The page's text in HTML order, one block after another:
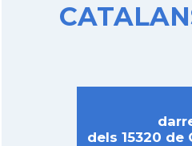
dels 15320 de